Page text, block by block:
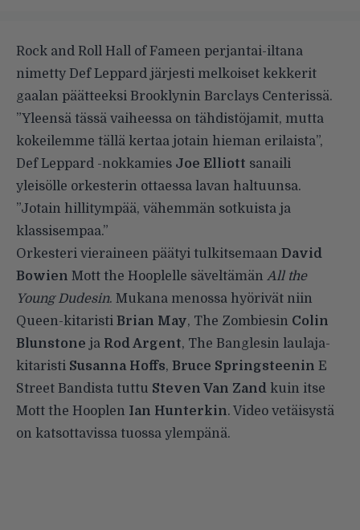
Rock and Roll Hall of Fameen perjantai-iltana
nimetty Def Leppard järjesti melkoiset kekkerit
gaalan päätteeksi Brooklynin Barclays Centerissä.
”Yleensä tässä vaiheessa on tähdistöjamit, mutta
kokeilemme tällä kertaa jotain hieman erilaista”,
Def Leppard -nokkamies Joe Elliott sanaili
yleisölle orkesterin ottaessa lavan haltuunsa.
”Jotain hillitympää, vähemmän sotkuista ja
klassisempaa.”
Orkesteri vieraineen päätyi tulkitsemaan David
Bowien Mott the Hooplelle säveltämän All the
Young Dudesin. Mukana menossa hyörivät niin
Queen-kitaristi Brian May, The Zombiesin Colin
Blunstone ja Rod Argent, The Banglesin laulaja-
kitaristi Susanna Hoffs, Bruce Springsteenin E
Street Bandista tuttu Steven Van Zand kuin itse
Mott the Hooplen Ian Hunterkin. Video vetäisystä
on katsottavissa tuossa ylempänä.